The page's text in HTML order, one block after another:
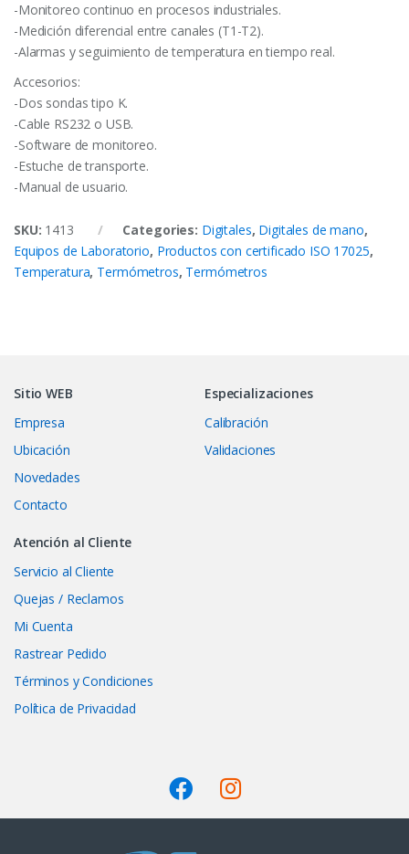
-Monitoreo continuo en procesos industriales.
-Medición diferencial entre canales (T1-T2).
-Alarmas y seguimiento de temperatura en tiempo real.
Accesorios:
-Dos sondas tipo K.
-Cable RS232 o USB.
-Software de monitoreo.
-Estuche de transporte.
-Manual de usuario.
SKU: 1413 Categories: Digitales, Digitales de mano,
Equipos de Laboratorio, Productos con certificado ISO 17025,
Temperatura, Termómetros, Termómetros
Sitio WEB
Empresa
Ubicación
Novedades
Contacto
Especializaciones
Calibración
Validaciones
Atención al Cliente
Servicio al Cliente
Quejas / Reclamos
Mi Cuenta
Rastrear Pedido
Términos y Condiciones
Política de Privacidad